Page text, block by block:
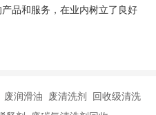
品和服务，在业内树立了良好
润滑油 废清洗剂 回收级清洗